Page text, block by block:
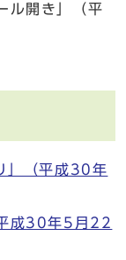
ル開き」（平
」（平成30年
成30年5月22